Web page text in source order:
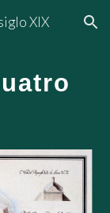
to navigation
XIX